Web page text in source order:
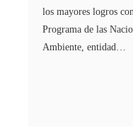
los mayores logros
Programa de las
Ambiente, entidad…